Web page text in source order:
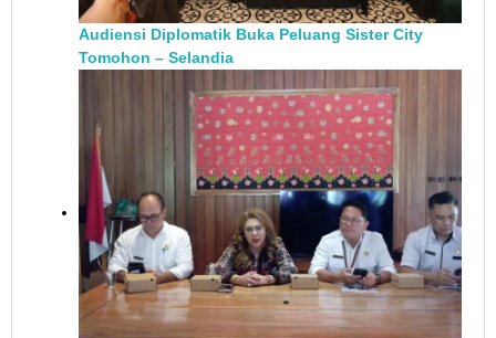
Audiensi Diplomatik Buka Peluang Sister City
Tomohon – Selandia